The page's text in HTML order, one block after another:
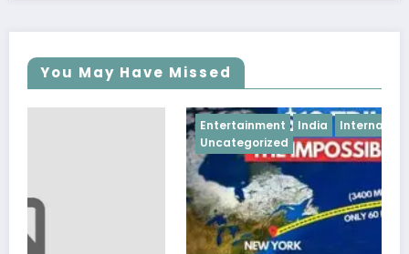
You May Have Missed
International News